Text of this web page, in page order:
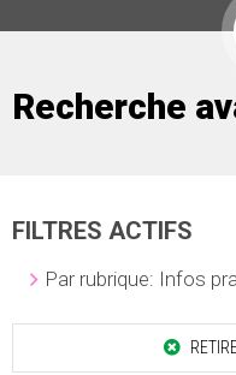
Recherche
FILTRES ACTIFS
Par rubrique: Infos